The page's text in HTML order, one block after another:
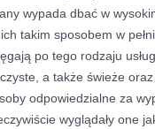
wypada dbać w
takim sposobem w
po tego rodzaju
a także świeże
odpowiedzialne za
wyglądały one